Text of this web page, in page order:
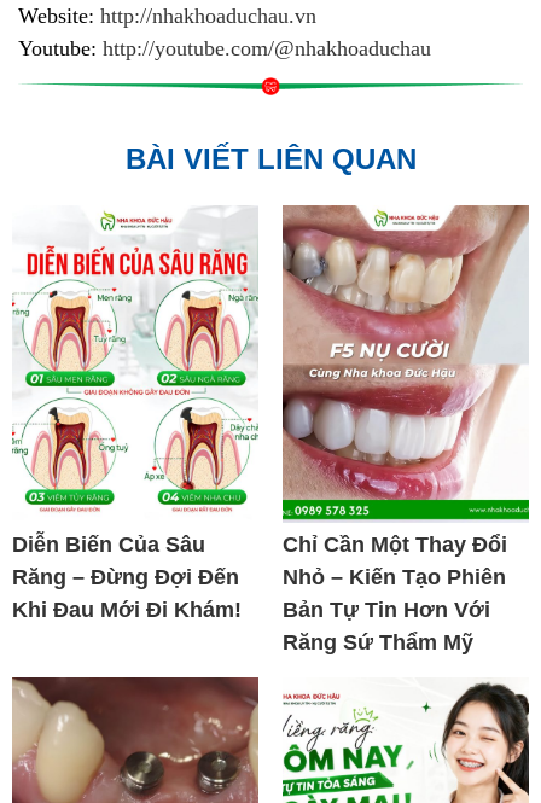
Website: http://nhakhoaduchau.vn
Youtube: http://youtube.com/@nhakhoaduchau
BÀI VIẾT LIÊN QUAN
Diễn Biến Của Sâu
Răng – Đừng Đợi Đến
Khi Đau Mới Đi Khám!
Chỉ Cần Một Thay Đổi
Nhỏ – Kiến Tạo Phiên
Bản Tự Tin Hơn Với
Răng Sứ Thẩm Mỹ